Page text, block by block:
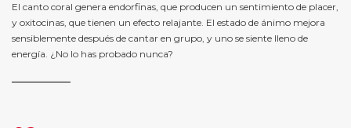
El canto coral genera endorfinas, que producen un sentimiento de placer,
y oxitocinas, que tienen un efecto relajante. El estado de ánimo mejora
sensiblemente después de cantar en grupo, y uno se siente lleno de
energía. ¿No lo has probado nunca?